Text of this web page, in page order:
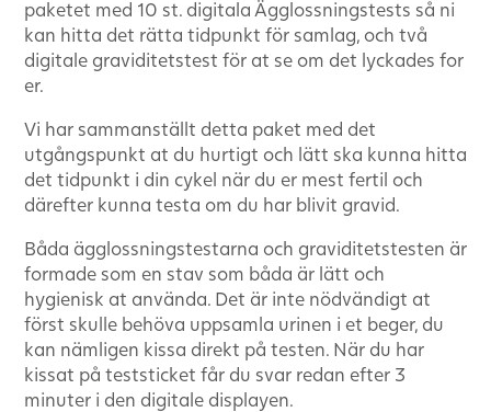
paketet med 10 st. digitala Ägglossningstests så ni
kan hitta det rätta tidpunkt för samlag, och två
digitale graviditetstest för at se om det lyckades for
er.
Vi har sammanställt detta paket med det
utgångspunkt at du hurtigt och lätt ska kunna hitta
det tidpunkt i din cykel när du er mest fertil och
därefter kunna testa om du har blivit gravid.
Båda ägglossningstestarna och graviditetstesten är
formade som en stav som båda är lätt och
hygienisk at använda. Det är inte nödvändigt at
först skulle behöva uppsamla urinen i et beger, du
kan nämligen kissa direkt på testen. När du har
kissat på teststicket får du svar redan efter 3
minuter i den digitale displayen.